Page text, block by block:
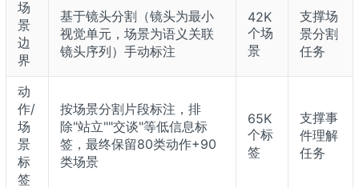
场
景
边
界
基于镜头分割（镜头为最小
视觉单元，场景为语义关联
镜头序列）手动标注
42K
个场
景
支撑场
景分割
任务
动
作/
场
景
标
签
按场景分割片段标注，排
除"站立""交谈"等低信息标
签，最终保留80类动作+90
类场景
65K
个标
签
支撑事
件理解
任务